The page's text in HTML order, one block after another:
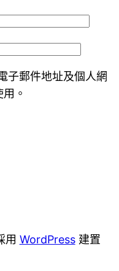
子郵件地址及個人網
。
用 WordPress建置